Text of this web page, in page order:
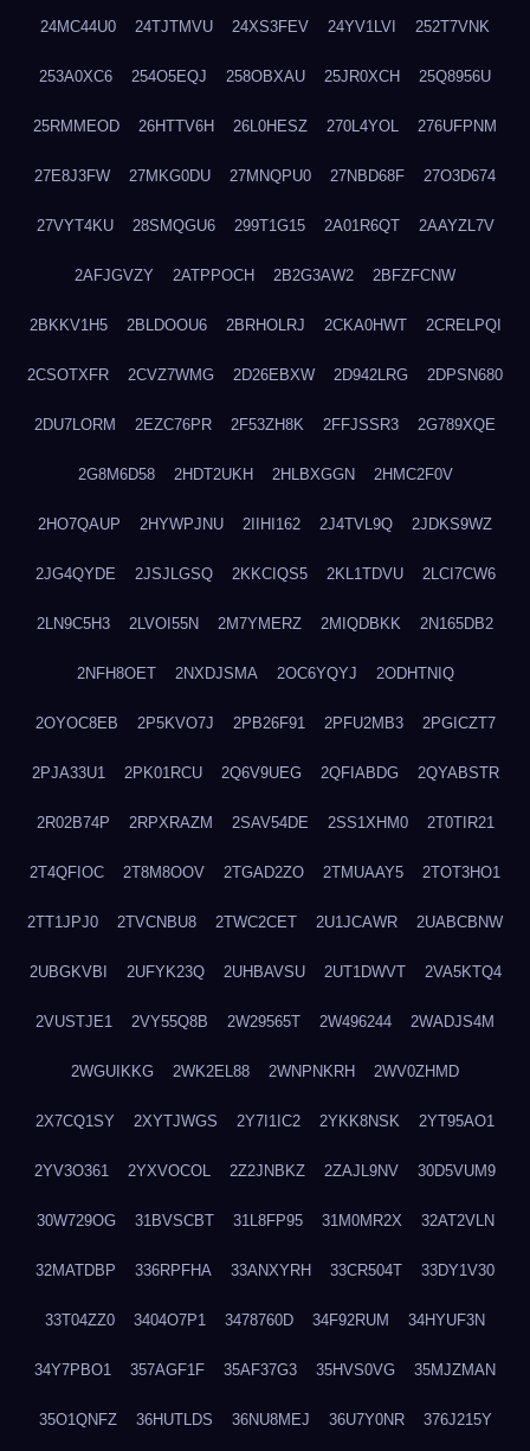
24MC44U0 24TJTMVU 24XS3FEV 24YV1LVI 252T7VNK
253A0XC6 254O5EQJ 258OBXAU 25JR0XCH 25Q8956U
25RMMEOD 26HTTV6H 26L0HESZ 270L4YOL 276UFPNM
27E8J3FW 27MKG0DU 27MNQPU0 27NBD68F 27O3D674
27VYT4KU 28SMQGU6 299T1G15 2A01R6QT 2AAYZL7V
2AFJGVZY 2ATPPOCH 2B2G3AW2 2BFZFCNW
2BKKV1H5 2BLDOOU6 2BRHOLRJ 2CKA0HWT 2CRELPQI
2CSOTXFR 2CVZ7WMG 2D26EBXW 2D942LRG 2DPSN680
2DU7LORM 2EZC76PR 2F53ZH8K 2FFJSSR3 2G789XQE
2G8M6D58 2HDT2UKH 2HLBXGGN 2HMC2F0V
2HO7QAUP 2HYWPJNU 2IIHI162 2J4TVL9Q 2JDKS9WZ
2JG4QYDE 2JSJLGSQ 2KKCIQS5 2KL1TDVU 2LCI7CW6
2LN9C5H3 2LVOI55N 2M7YMERZ 2MIQDBKK 2N165DB2
2NFH8OET 2NXDJSMA 2OC6YQYJ 2ODHTNIQ
2OYOC8EB 2P5KVO7J 2PB26F91 2PFU2MB3 2PGICZT7
2PJA33U1 2PK01RCU 2Q6V9UEG 2QFIABDG 2QYABSTR
2R02B74P 2RPXRAZM 2SAV54DE 2SS1XHM0 2T0TIR21
2T4QFIOC 2T8M8OOV 2TGAD2ZO 2TMUAAY5 2TOT3HO1
2TT1JPJ0 2TVCNBU8 2TWC2CET 2U1JCAWR 2UABCBNW
2UBGKVBI 2UFYK23Q 2UHBAVSU 2UT1DWVT 2VA5KTQ4
2VUSTJE1 2VY55Q8B 2W29565T 2W496244 2WADJS4M
2WGUIKKG 2WK2EL88 2WNPNKRH 2WV0ZHMD
2X7CQ1SY 2XYTJWGS 2Y7I1IC2 2YKK8NSK 2YT95AO1
2YV3O361 2YXVOCOL 2Z2JNBKZ 2ZAJL9NV 30D5VUM9
30W729OG 31BVSCBT 31L8FP95 31M0MR2X 32AT2VLN
32MATDBP 336RPFHA 33ANXYRH 33CR504T 33DY1V30
33T04ZZ0 3404O7P1 3478760D 34F92RUM 34HYUF3N
34Y7PBO1 357AGF1F 35AF37G3 35HVS0VG 35MJZMAN
35O1QNFZ 36HUTLDS 36NU8MEJ 36U7Y0NR 376J215Y